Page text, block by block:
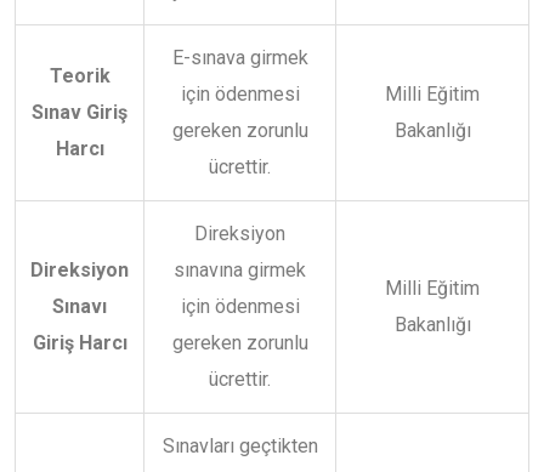
Teorik
Sınav Giriş
Harcı
E-sınava girmek
için ödenmesi
gereken zorunlu
ücrettir.
Milli Eğitim
Bakanlığı
Direksiyon
Sınavı
Giriş Harcı
Direksiyon
sınavına girmek
için ödenmesi
gereken zorunlu
ücrettir.
Milli Eğitim
Bakanlığı
Sınavları geçtikten